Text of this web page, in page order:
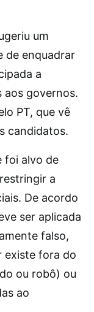
um
de enquadrar
a
aos governos.
PT, que vê
candidatos.
foi alvo de
a
De acordo
ser aplicada
falso,
existe fora do
ou robô) ou
ao